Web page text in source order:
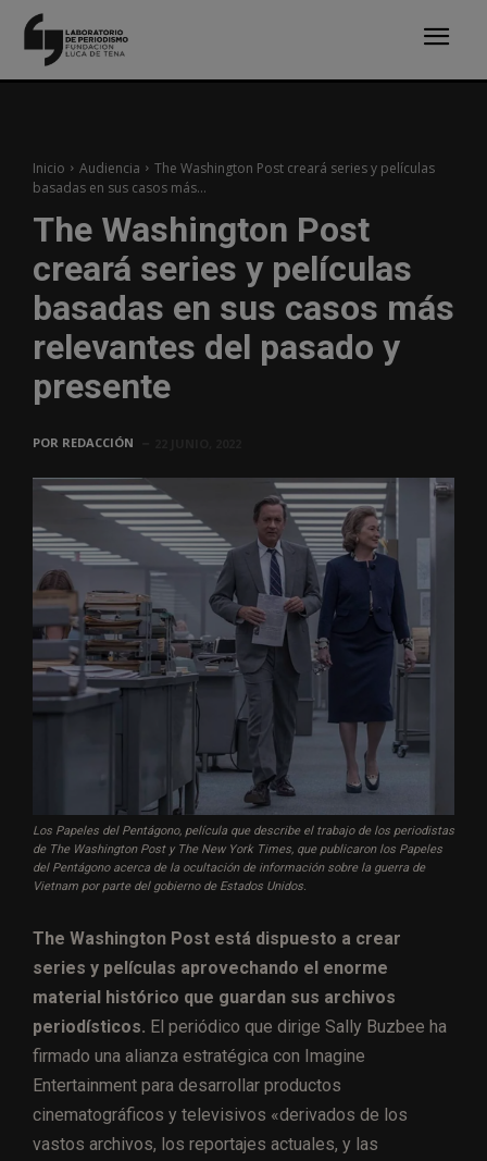
Inicio Audiencia
The Washington Post creará series y películas
basadas en sus casos más...
The Washington Post
creará series y películas
basadas en sus casos más
relevantes del pasado y
presente
POR REDACCIÓN
Los Papeles del Pentágono, película que describe el trabajo de los periodistas
de The Washington Post y The New York Times, que publicaron los Papeles
del Pentágono acerca de la ocultación de información sobre la guerra de
Vietnam por parte del gobierno de Estados Unidos.
The Washington Post está dispuesto a crear
series y películas aprovechando el enorme
material histórico que guardan sus archivos
periodísticos. El periódico que dirige Sally Buzbee ha
firmado una alianza estratégica con Imagine
Entertainment para desarrollar productos
cinematográficos y televisivos «derivados de los
vastos archivos, los reportajes actuales, y las